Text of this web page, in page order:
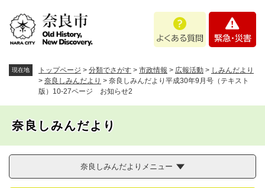
。
あ
問
・
現在地 トップページ > 分類でさがす > 市政情報 > 広報活動 > しみんだより
> 奈良しみんだより > 奈良しみんだより平成30年9月号（テキスト
版）10-27ページ お知らせ2
奈良しみんだより
奈良しみんだよりメニュー